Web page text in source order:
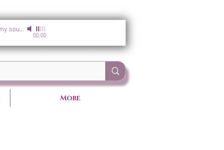
I am the light of my soul- Sirgun Kaur & Sat Darshan Singh
00:00
More